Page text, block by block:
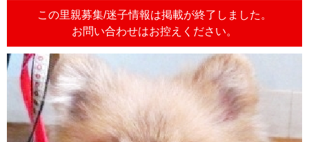
この里親募集/迷子情報は掲載が終了しました。
お問い合わせはお控えください。